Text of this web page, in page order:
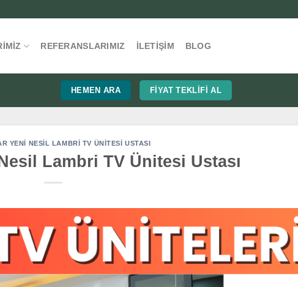
REFERANSLARIMIZ İLETIŞIM BLOG
HEMEN ARA FIYAT TEKLIFI AL
YENI NESIL LAMBRI TV ÜNITESI USTASI
Lambri TV Ünitesi Ustası